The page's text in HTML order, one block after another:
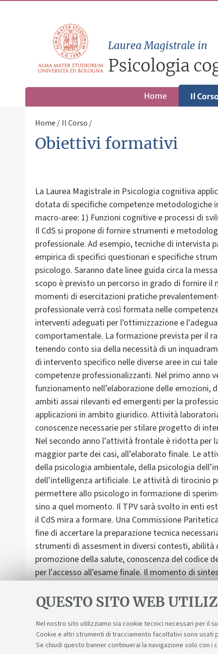
QUESTO SITO WEB
Nel nostro sito utilizziamo sia cookie tecnici necessari per il
Cookie e altri strumenti di tracciamento facoltativi sono
Se chiudi questo banner continuerai la navigazione solo con i
Laurea Magistrale in
Psicologia
Home Il
Home Il Corso
Obiettivi formativi
La Laurea Magistrale in Psicologia cognitiva
dotata di specifiche competenze
macro-aree: 1) Funzioni cognitive e processi di
Il CdS si propone di fornire strumenti e
professionale. Ad esempio, tecniche di intervista
empirica di specifici questionari e specifiche
psicologo. Saranno date linee guida circa la
scopo è previsto un percorso in grado di fornire
momenti di esercitazioni pratiche
professionale verrà così formata nelle
interventi adeguati per l'ottimizzazione e
comportamentale. La formazione prevista per il
tenendo conto sia della necessità di un
di intervento specifico nelle diverse aree in cui
competenze professionalizzanti. Nel primo
funzionamento nell’elaborazione delle emozioni,
ambiti assai rilevanti ed emergenti per la
applicazioni in ambito giuridico. Attività
conoscenze necessarie per stilare progetto di
Nel secondo anno l’attività frontale è ridotta per
maggior parte dei casi, all’elaborato finale. Le
della psicologia ambientale, della psicologia
dell’intelligenza artificiale. Le attività di tirocinio
permettere allo psicologo in formazione di
sino a quel momento. Il TPV sarà svolto in enti
il CdS mira a formare. Una Commissione
fine di accertare la preparazione tecnica
strumenti di assesment in diversi contesti,
promozione della salute, conoscenza del codice
per l'accesso all'esame finale. Il momento di